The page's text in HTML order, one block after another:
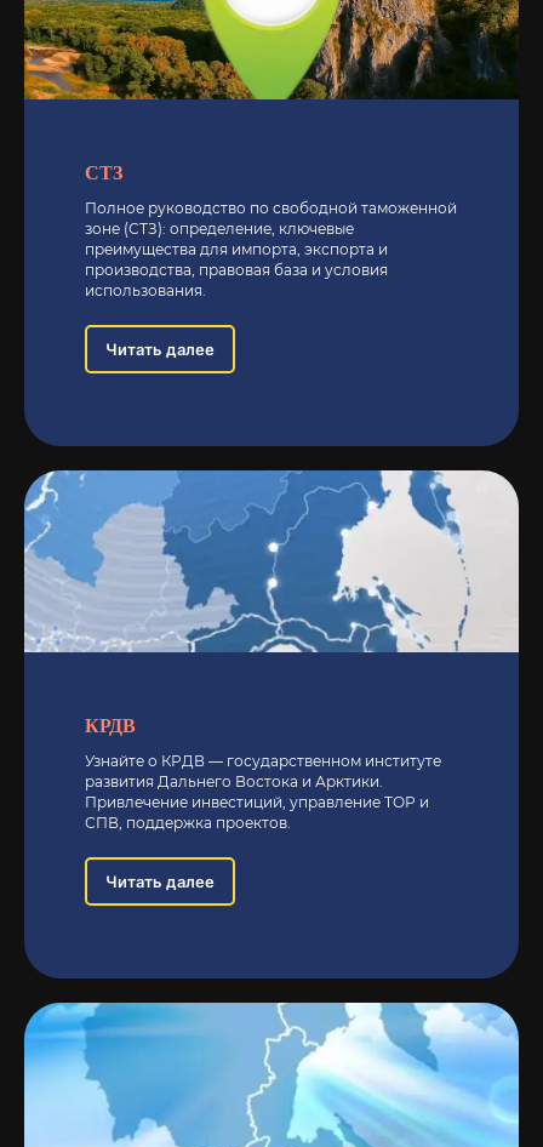
СТЗ
Полное руководство по свободной таможенной
зоне (СТЗ): определение, ключевые
преимущества для импорта, экспорта и
производства, правовая база и условия
использования.
Читать далее
КРДВ
Узнайте о КРДВ — государственном институте
развития Дальнего Востока и Арктики.
Привлечение инвестиций, управление ТОР и
СПВ, поддержка проектов.
Читать далее